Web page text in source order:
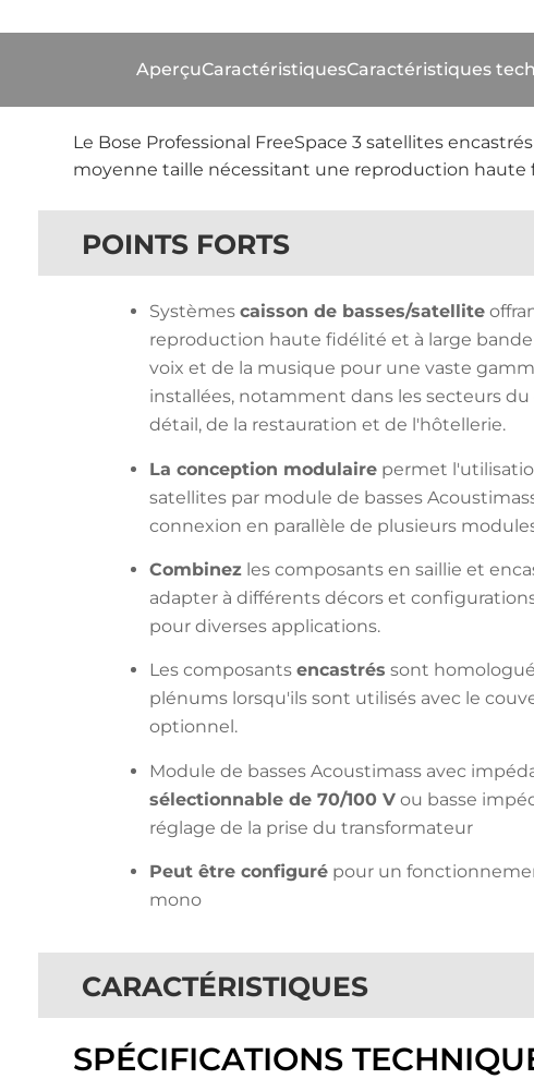
AperçuCaractéristiquesCaractéristiques
Le Bose Professional FreeSpace 3 satellites
moyenne taille nécessitant une reproduction haute
POINTS FORTS
Systèmes caisson de basses/satellite
reproduction haute fidélité et à large bande
voix et de la musique pour une vaste
installées, notamment dans les secteurs
détail, de la restauration et de l'hôtellerie.
La conception modulairepermet
satellites par module de basses
connexion en parallèle de plusieurs
Combinezles composants en saillie et
adapter à différents décors et
pour diverses applications.
Les composants encastrés sont
plénums lorsqu'ils sont utilisés avec le
optionnel.
Module de basses Acoustimass avec
sélectionnable de 70/100 Vou basse
réglage de la prise du transformateur
Peut être configurépour un
mono
CARACTÉRISTIQUES
SPÉCIFICATIONS